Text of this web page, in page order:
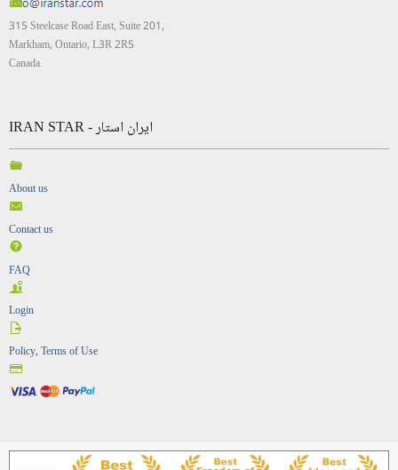
315 Steelcase Road East, Suite 201,
Markham, Ontario, L3R 2R5
Canada
IRAN STAR - ایران استار
About us
Contact us
FAQ
Login
Policy, Terms of Use